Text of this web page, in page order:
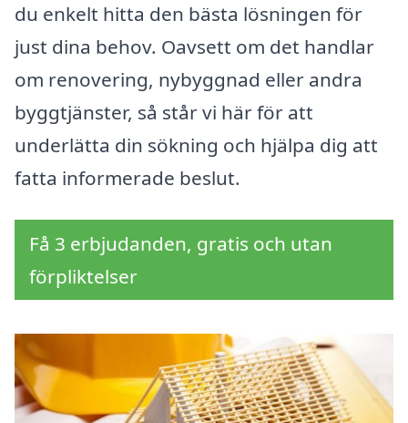
du enkelt hitta den bästa lösningen för
just dina behov. Oavsett om det handlar
om renovering, nybyggnad eller andra
byggtjänster, så står vi här för att
underlätta din sökning och hjälpa dig att
fatta informerade beslut.
Få 3 erbjudanden, gratis och utan
förpliktelser